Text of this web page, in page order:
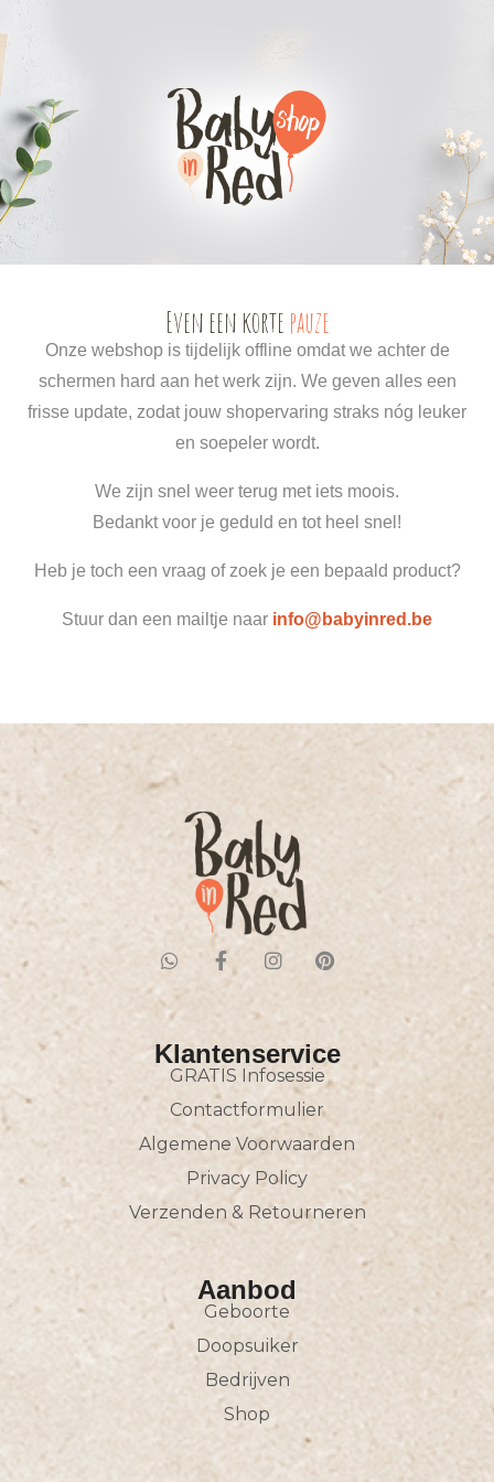
Even een korte pauze
Onze webshop is tijdelijk offline omdat we achter de
schermen hard aan het werk zijn. We geven alles een
frisse update, zodat jouw shopervaring straks nóg leuker
en soepeler wordt.
We zijn snel weer terug met iets moois.
Bedankt voor je geduld en tot heel snel!
Heb je toch een vraag of zoek je een bepaald product?
Stuur dan een mailtje naar info@babyinred.be
Klantenservice
GRATIS Infosessie
Contactformulier
Algemene Voorwaarden
Privacy Policy
Verzenden & Retourneren
Aanbod
Geboorte
Doopsuiker
Bedrijven
Shop